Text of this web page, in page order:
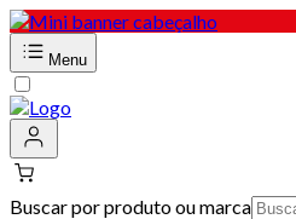
Menu
Buscar por produto ou marca